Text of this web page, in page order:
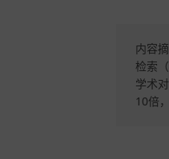
内容
检索
学术
10倍